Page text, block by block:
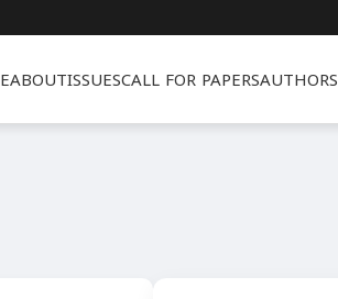
ABOUTISSUESCALL FOR PAPERSAUTHORS